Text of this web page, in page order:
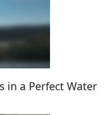
in a Perfect Water